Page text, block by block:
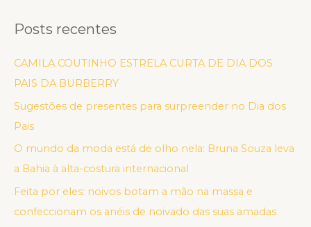
Posts recentes
CAMILA COUTINHO ESTRELA CURTA DE DIA DOS
PAIS DA BURBERRY
Sugestões de presentes para surpreender no Dia dos
Pais
O mundo da moda está de olho nela: Bruna Souza leva
a Bahia à alta-costura internacional
Feita por eles: noivos botam a mão na massa e
confeccionam os anéis de noivado das suas amadas